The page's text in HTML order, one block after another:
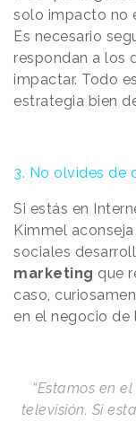
solo impacto no
Es necesario
respondan a los
impactar. Todo
estrategia bien
3. No olvides de
Si estás en
Kimmel
sociales
marketing que
caso,
en el negocio de
“Estamos en
televisión. Si